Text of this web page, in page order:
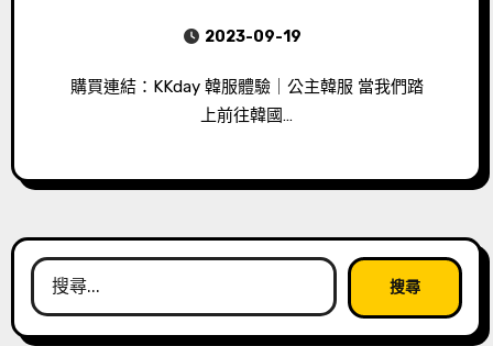
2023-09-19
購買連結：KKday 韓服體驗｜公主韓服 當我們踏
上前往韓國…
搜
尋
關